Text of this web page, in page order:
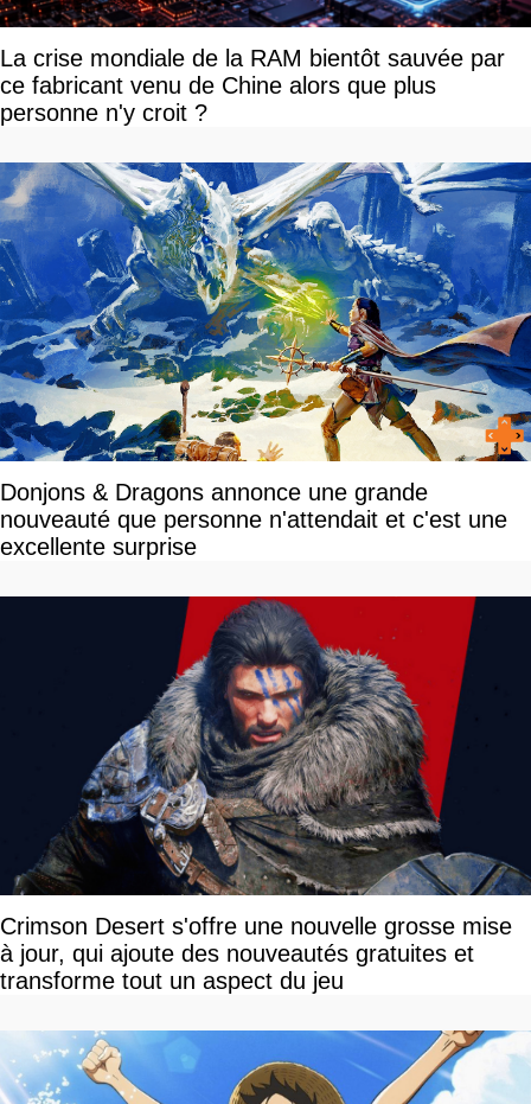
La crise mondiale de la RAM bientôt sauvée par
ce fabricant venu de Chine alors que plus
personne n'y croit ?
Donjons & Dragons annonce une grande
nouveauté que personne n'attendait et c'est une
excellente surprise
Crimson Desert s'offre une nouvelle grosse mise
à jour, qui ajoute des nouveautés gratuites et
transforme tout un aspect du jeu